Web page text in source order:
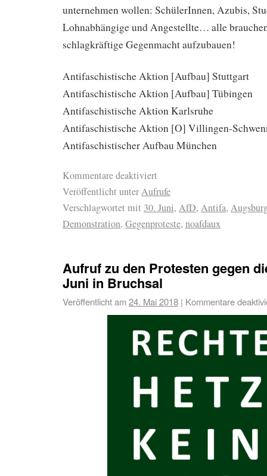
unternehmen wollen: SchülerInnen, Azubis,
Lohnabhängige und Angestellte… alle
schlagkräftige Gegenmacht aufzubauen!
Antifaschistische Aktion [Aufbau] Stuttgart
Antifaschistische Aktion [Aufbau] Tübingen
Antifaschistische Aktion Karlsruhe
Antifaschistische Aktion [O] Villingen-
Antifaschistischer Aufbau München
Kommentare deaktiviert
Veröffentlicht unterAufrufe
Verschlagwortet mit 30. Juni, AfD, Antifa,
Demonstration, Gegenproteste, noafdaux
Aufruf zu den Protesten gegen
Juni in Bruchsal
Veröffentlicht am24. Mai 2018 | Kommentare